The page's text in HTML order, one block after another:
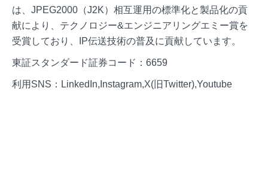
は、JPEG2000（J2K）相互運用の標準化と製品化の貢
献により、テクノロジー&エンジニアリングエミー賞を
受賞しており、IP伝送技術の普及に貢献しています。
東証スタンダード証券コード：6659
利用SNS：LinkedIn,Instagram,X(旧Twitter),Youtube